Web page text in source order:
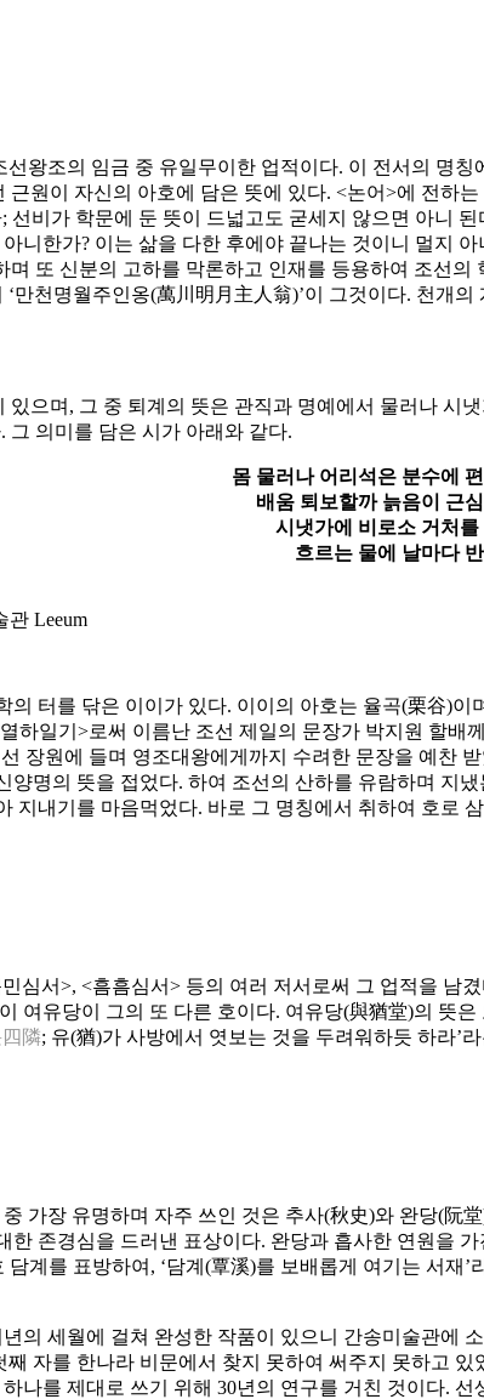
왕조의 임금 중 유일무이한 업적이다. 이 전서의 명칭
원이 자신의 아호에 담은 뜻에 있다. <논어>에 전하
비가 학문에 둔 뜻이 드넓고도 굳세지 않으면 아니 된
니한가? 이는 삶을 다한 후에야 끝나는 것이니 멀지 아
또 신분의 고하를 막론하고 인재를 등용하여 조선의
천명월주인옹(萬川明月主人翁)’이 그것이다. 천개의
으며, 그 중 퇴계의 뜻은 관직과 명예에서 물러나 시
그 의미를 담은 시가 아래와 같다.
몸 물러나 어리석은 분수에
배움 퇴보할까 늙음이 근
시냇가에 비로소 거처
흐르는 물에 날마다
관 Leeum
터를 닦은 이이가 있다. 이이의 아호는 율곡(栗谷)이
하일기>로써 이름난 조선 제일의 문장가 박지원 할배
장원에 들며 영조대왕에게까지 수려한 문장을 예찬
명의 뜻을 접었다. 하여 조선의 산하를 유람하며 지
내기를 마음먹었다. 바로 그 명칭에서 취하여 호로 삼
심서>, <흠흠심서> 등의 여러 저서로써 그 업적을 남겼
여유당이 그의 또 다른 호이다. 여유당(與猶堂)의 뜻은
隣; 유(猶)가 사방에서 엿보는 것을 두려워하듯 하라’
가장 유명하며 자주 쓰인 것은 추사(秋史)와 완당(阮
존경심을 드러낸 표상이다. 완당과 흡사한 연원을
계를 표방하여, ‘담계(覃溪)를 보배롭게 여기는 서재’
의 세월에 걸쳐 완성한 작품이 있으니 간송미술관에
자를 한나라 비문에서 찾지 못하여 써주지 못하고 있
나를 제대로 쓰기 위해 30년의 연구를 거친 것이다. 선